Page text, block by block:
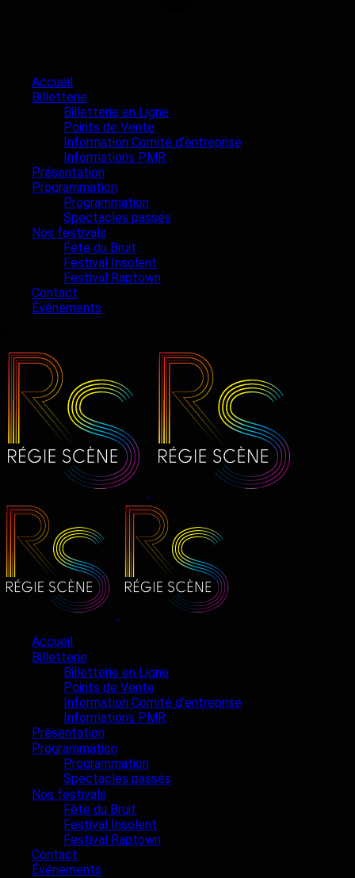
Accueil
Billetterie
Billetterie en Ligne
Points de Vente
Information Comité d’entreprise
Informations PMR
Présentation
Programmation
Programmation
Spectacles passés
Nos festivals
Fête du Bruit
Festival Insolent
Festival Raptown
Contact
Événements
Accueil
Billetterie
Billetterie en Ligne
Points de Vente
Information Comité d’entreprise
Informations PMR
Présentation
Programmation
Programmation
Spectacles passés
Nos festivals
Fête du Bruit
Festival Insolent
Festival Raptown
Contact
Événements